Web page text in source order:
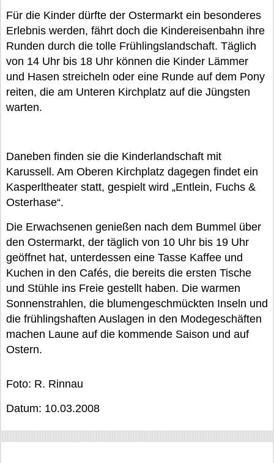
Für die Kinder dürfte der Ostermarkt ein besonderes
Erlebnis werden, fährt doch die Kindereisenbahn ihre
Runden durch die tolle Frühlingslandschaft. Täglich
von 14 Uhr bis 18 Uhr können die Kinder Lämmer
und Hasen streicheln oder eine Runde auf dem Pony
reiten, die am Unteren Kirchplatz auf die Jüngsten
warten.
Daneben finden sie die Kinderlandschaft mit
Karussell. Am Oberen Kirchplatz dagegen findet ein
Kasperltheater statt, gespielt wird „Entlein, Fuchs &
Osterhase“.
Die Erwachsenen genießen nach dem Bummel über
den Ostermarkt, der täglich von 10 Uhr bis 19 Uhr
geöffnet hat, unterdessen eine Tasse Kaffee und
Kuchen in den Cafés, die bereits die ersten Tische
und Stühle ins Freie gestellt haben. Die warmen
Sonnenstrahlen, die blumengeschmückten Inseln und
die frühlingshaften Auslagen in den Modegeschäften
machen Laune auf die kommende Saison und auf
Ostern.
Foto: R. Rinnau
Datum: 10.03.2008